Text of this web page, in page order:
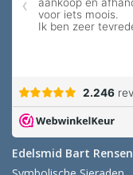
Edelsmid Bart Rensen